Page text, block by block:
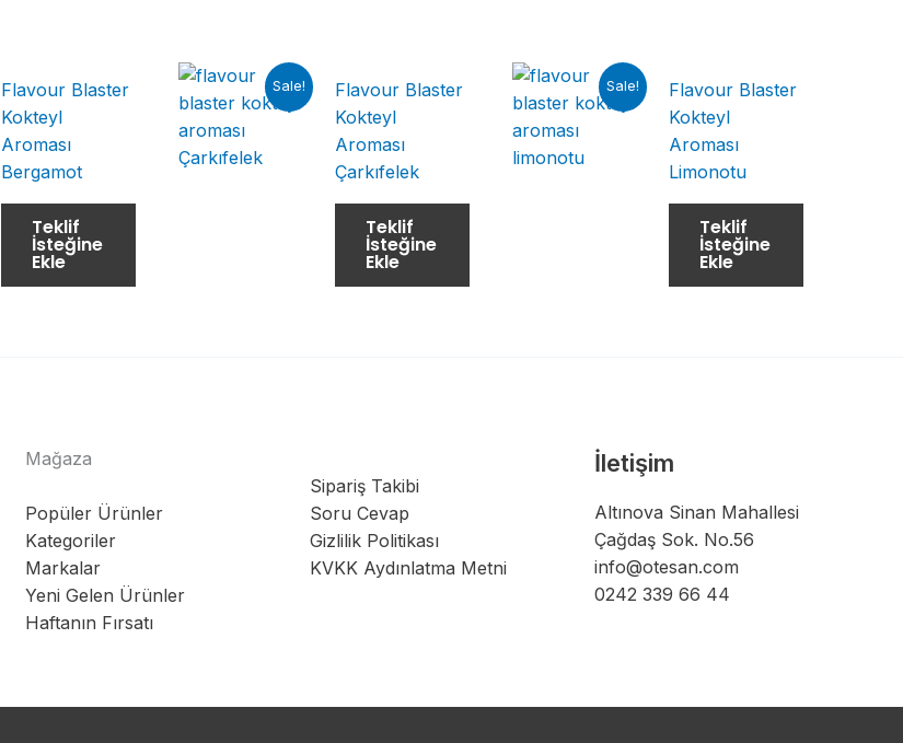
Flavour Blaster
Kokteyl
Aroması
Bergamot
Teklif
İsteğine
Ekle
Sale!
Flavour Blaster
Kokteyl
Aroması
Çarkıfelek
Teklif
İsteğine
Ekle
Sale!
Flavour Blaster
Kokteyl
Aroması
Limonotu
Teklif
İsteğine
Ekle
Mağaza
Popüler Ürünler
Kategoriler
Markalar
Yeni Gelen Ürünler
Haftanın Fırsatı
Sipariş Takibi
Soru Cevap
Gizlilik Politikası
KVKK Aydınlatma Metni
İletişim
Altınova Sinan Mahallesi
Çağdaş Sok. No.56
info@otesan.com
0242 339 66 44